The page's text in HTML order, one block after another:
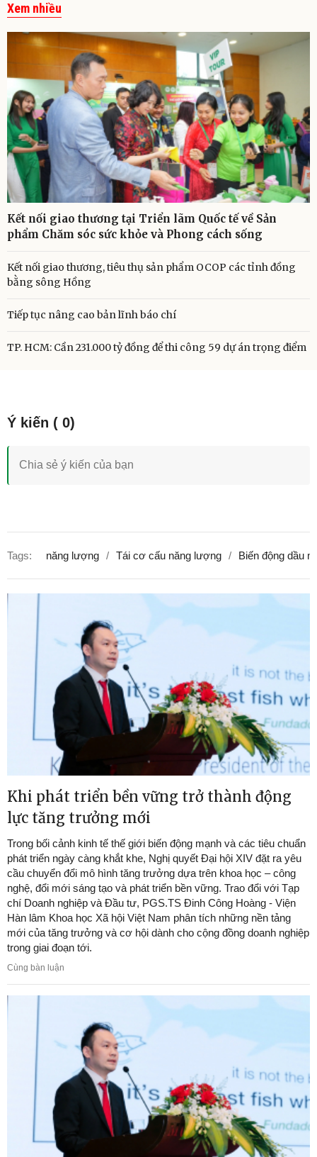
Xem nhiều
Kết nối giao thương tại Triển lãm Quốc tế về Sản
phẩm Chăm sóc sức khỏe và Phong cách sống
Kết nối giao thương, tiêu thụ sản phẩm OCOP các tỉnh đồng
bằng sông Hồng
Tiếp tục nâng cao bản lĩnh báo chí
TP. HCM: Cần 231.000 tỷ đồng để thi công 59 dự án trọng điểm
Tags: năng lượng Tái cơ cấu năng lượng Biến động dầu
Khi phát triển bền vững trở thành động
lực tăng trưởng mới
Trong bối cảnh kinh tế thế giới biến động mạnh và các tiêu chuẩn
phát triển ngày càng khắt khe, Nghị quyết Đại hội XIV đặt ra yêu
cầu chuyển đổi mô hình tăng trưởng dựa trên khoa học – công
nghệ, đổi mới sáng tạo và phát triển bền vững. Trao đổi với Tạp
chí Doanh nghiệp và Đầu tư, PGS.TS Đinh Công Hoàng - Viện
Hàn lâm Khoa học Xã hội Việt Nam phân tích những nền tảng
mới của tăng trưởng và cơ hội dành cho cộng đồng doanh nghiệp
trong giai đoạn tới.
Cùng bàn luận